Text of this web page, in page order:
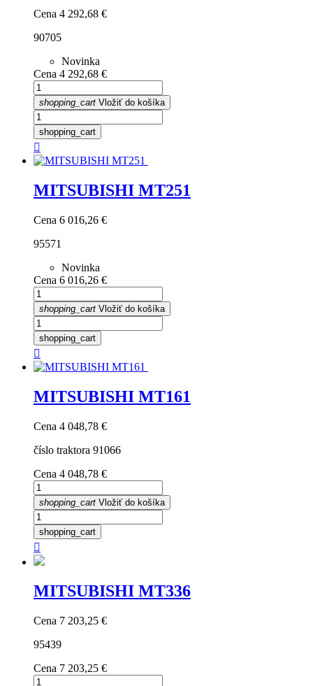
Cena 4 292,68 €
90705
Novinka
Cena 4 292,68 €
shopping_cart Vložiť do košíka
shopping_cart

MITSUBISHI MT251
Cena 6 016,26 €
95571
Novinka
Cena 6 016,26 €
shopping_cart Vložiť do košíka
shopping_cart

MITSUBISHI MT161
Cena 4 048,78 €
číslo traktora 91066
Cena 4 048,78 €
shopping_cart Vložiť do košíka
shopping_cart

MITSUBISHI MT336
Cena 7 203,25 €
95439
Cena 7 203,25 €